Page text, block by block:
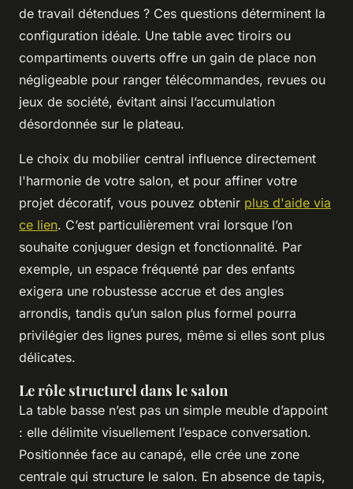
de travail détendues ? Ces questions déterminent la
configuration idéale. Une table avec tiroirs ou
compartiments ouverts offre un gain de place non
négligeable pour ranger télécommandes, revues ou
jeux de société, évitant ainsi l’accumulation
désordonnée sur le plateau.
Le choix du mobilier central influence directement
l'harmonie de votre salon, et pour affiner votre
projet décoratif, vous pouvez obtenir plus d'aide via
ce lien. C’est particulièrement vrai lorsque l’on
souhaite conjuguer design et fonctionnalité. Par
exemple, un espace fréquenté par des enfants
exigera une robustesse accrue et des angles
arrondis, tandis qu’un salon plus formel pourra
privilégier des lignes pures, même si elles sont plus
délicates.
Le rôle structurel dans le salon
La table basse n’est pas un simple meuble d’appoint
: elle délimite visuellement l’espace conversation.
Positionnée face au canapé, elle crée une zone
centrale qui structure le salon. En absence de tapis,